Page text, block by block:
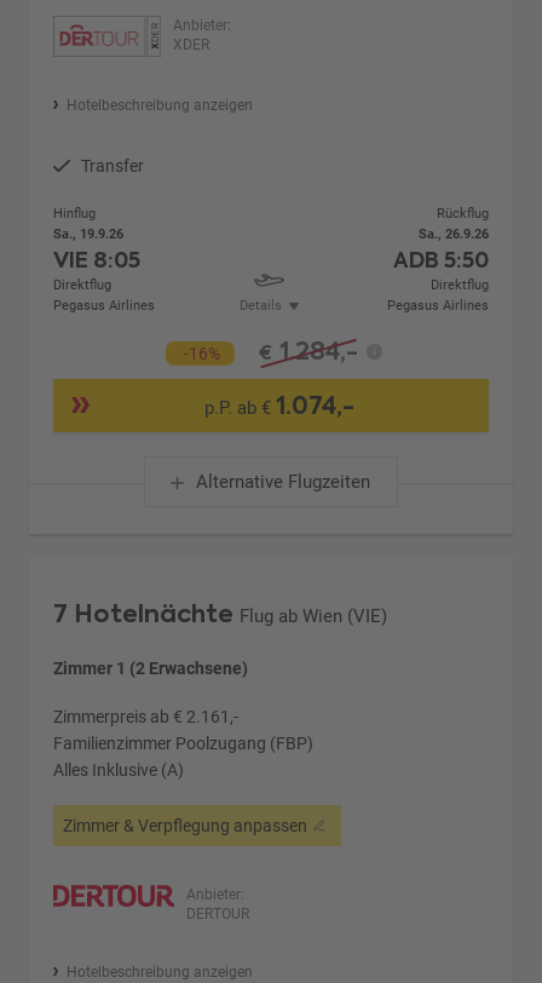
Anbieter:
XDER
Hotelbeschreibung anzeigen
Transfer
Hinflug
Sa., 19.9.26
VIE 8:05
Direktflug
Pegasus Airlines
Details
Rückflug
Sa., 26.9.26
ADB 5:50
Direktflug
Pegasus Airlines
-16% € 1.284,-
p.P. ab €1.074,-
Alternative Flugzeiten
7 Hotelnächte Flug ab Wien (VIE)
Zimmer 1 (2 Erwachsene)
Zimmerpreis ab € 2.161,-
Familienzimmer Poolzugang (FBP)
Alles Inklusive (A)
Zimmer & Verpflegung anpassen
Anbieter:
DERTOUR
Hotelbeschreibung anzeigen